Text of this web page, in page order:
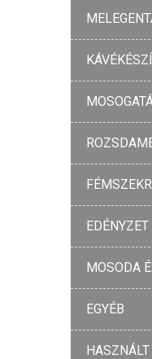
EDÉNYZET
MOSODA
EGYÉB
HASZNÁLT